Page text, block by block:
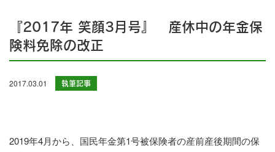
『2017年 笑顔3月号』 産休中の年金保
険料免除の改正
2017.03.01 執筆記事
2019年4月から、国民年金第1号被保険者の産前産後期間の保